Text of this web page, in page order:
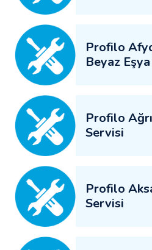
Profilo
Beyaz
Profilo
Servisi
Profilo
Servisi